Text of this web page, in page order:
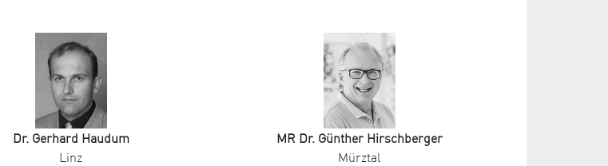
Dr. Gerhard Haudum
Linz
MR Dr. Günther Hirschberger
Mürztal